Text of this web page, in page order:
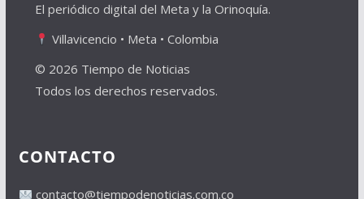
El periódico digital del Meta y la Orinoquía.
Villavicencio • Meta • Colombia
© 2026 Tiempo de Noticias
Todos los derechos reservados.
CONTACTO
contacto@tiempodenoticias.com.co